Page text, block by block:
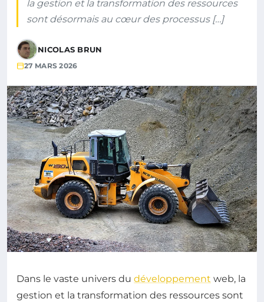
la gestion et la transformation des ressources
sont désormais au cœur des processus […]
NICOLAS BRUN
27 MARS 2026
Dans le vaste univers du développement web, la
gestion et la transformation des ressources sont